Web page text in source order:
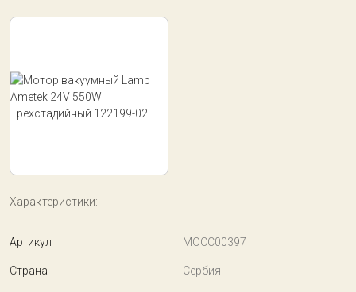
Характеристики:
Артикул MOCC00397
Страна Сербия